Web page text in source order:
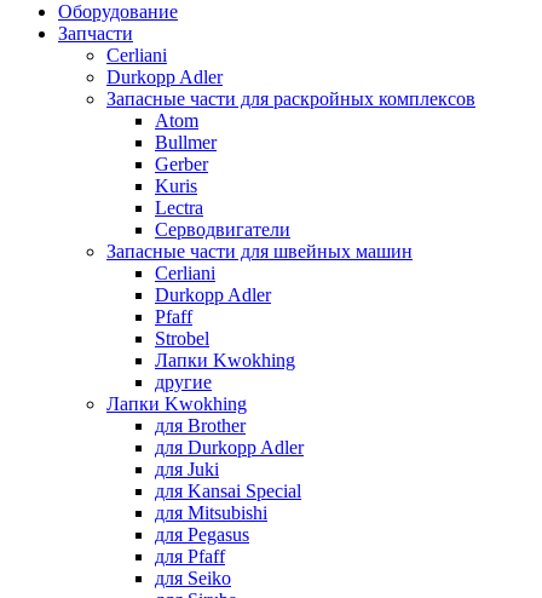
Оборудование
Запчасти
Cerliani
Durkopp Adler
Запасные части для раскройных комплексов
Atom
Bullmer
Gerber
Kuris
Lectra
Серводвигатели
Запасные части для швейных машин
Cerliani
Durkopp Adler
Pfaff
Strobel
Лапки Kwokhing
другие
Лапки Kwokhing
для Brother
для Durkopp Adler
для Juki
для Kansai Special
для Mitsubishi
для Pegasus
для Pfaff
для Seiko